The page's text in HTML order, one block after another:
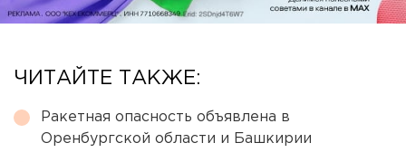
ЧИТАЙТЕ ТАКЖЕ:
Ракетная опасность объявлена в
Оренбургской области и Башкирии